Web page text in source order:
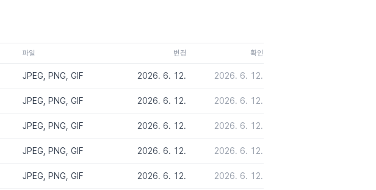
파일 변경 확인
JPEG, PNG, GIF 2026. 6. 12. 2026. 6. 12.
JPEG, PNG, GIF 2026. 6. 12. 2026. 6. 12.
JPEG, PNG, GIF 2026. 6. 12. 2026. 6. 12.
JPEG, PNG, GIF 2026. 6. 12. 2026. 6. 12.
JPEG, PNG, GIF 2026. 6. 12. 2026. 6. 12.